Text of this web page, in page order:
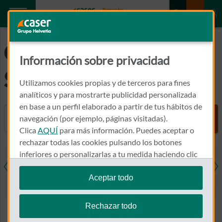
GLOSARIO
SEGUROS
Buscador
Salud Dental Coche
Información sobre privacidad
Utilizamos cookies propias y de terceros para fines
analíticos y para mostrarte publicidad personalizada
en base a un perfil elaborado a partir de tus hábitos de
navegación (por ejemplo, páginas visitadas).
Clica AQUÍ para más información. Puedes aceptar o
rechazar todas las cookies pulsando los botones
inferiores o personalizarlas a tu medida haciendo clic
en"configurar cookies".
Te recordamos que puedes modificar tus ajustes de
cookies en cualquier momento en la sección
Aceptar todo
Rechazar todo